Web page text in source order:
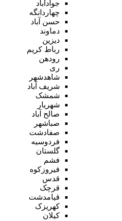
جوادآباد
چهاردانگه
حسن آباد
دماوند
دیزین
رباط کریم
رودهن
ری
شاهدشهر
شریف آباد
شمشک
شهریار
صالح آباد
صباشهر
صفادشت
فردوسیه
گلستان
فشم
فیروزکوه
قدس
قرچک
قیامدشت
کهریزک
کیلان